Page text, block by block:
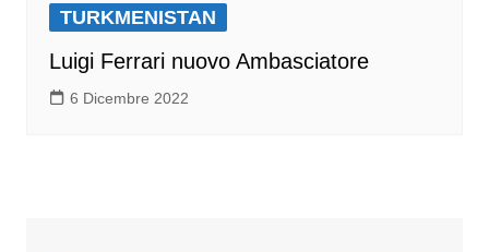
TURKMENISTAN
Luigi Ferrari nuovo Ambasciatore
6 Dicembre 2022